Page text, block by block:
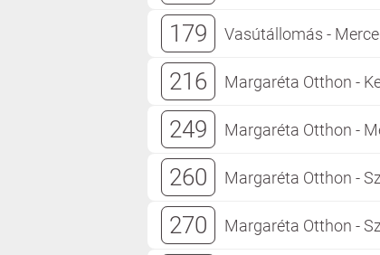
179 Vasútállomás -
216 Margaréta Otthon -
249 Margaréta Otthon -
260 Margaréta Otthon -
270 Margaréta Otthon -